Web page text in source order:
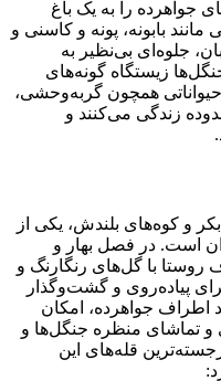
جواهرده را به یک باغ
بابونه، پونه و کاسنی و
جلوه‌ای بی‌نظیر به
زیستگاه گونه‌های
همچون گربه‌وحشی،
زندگی می‌کنند و
و کوه‌های بلندش، یکی از
است. در فصل بهار و
با گل‌های رنگارنگ و
پیاده‌روی و گشت‌وگذار
اطراف جواهرده، امکان
و تماشای منظره جنگل‌ها و
قله‌های این